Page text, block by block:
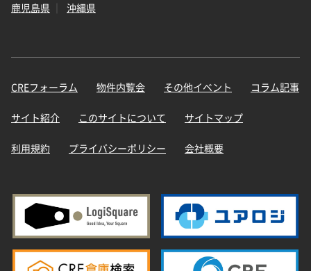
鹿児島県
沖縄県
CREフォーラム 物件内覧会 その他イベント コラム記事
サイト紹介 このサイトについて サイトマップ
利用規約 プライバシーポリシー 会社概要